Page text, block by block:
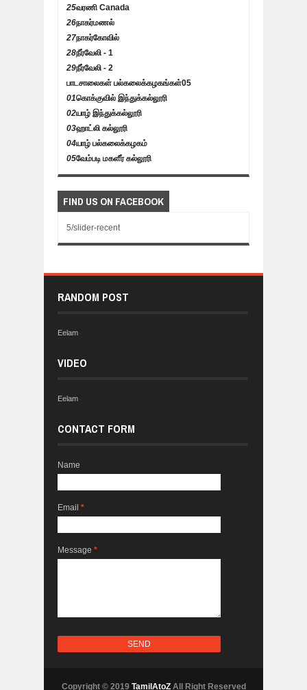
25வரணி Canada
26நாகர்மணல்
27நாகர்கோவில்
28நீர்வேலி - 1
29நீர்வேலி - 2
பாடசாலைகள் பல்கலைக்கழகங்கள்05
01கொக்குவில் இந்துக்கல்லூரி
02யாழ் இந்துக்கல்லூரி
03ஹாட்லி கல்லூரி
04யாழ் பல்கலைக்கழகம்
05வேம்படி மகளீர் கல்லூரி
FIND US ON FACEBOOK
5/slider-recent
RANDOM POST
Eelam
VIDEO
Eelam
CONTACT FORM
Name
Email *
Message *
Copyright © 2019 TamilAtoZAll Right Reserved